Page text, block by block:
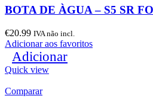
BOTA DE ÀGUA – S5 SR
€20.99 IVA não incl.
Adicionar aos favoritos
Adicionar
Quick view
Comparar